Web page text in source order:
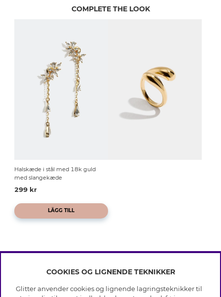
COMPLETE THE LOOK
Halskæde i stål med 18k guld
med slangekæde
299 kr
LÄGG TILL
INFO
Betingelser
COOKIES OG LIGNENDE TEKNIKKER
Glitter anvender cookies og lignende lagringsteknikker til